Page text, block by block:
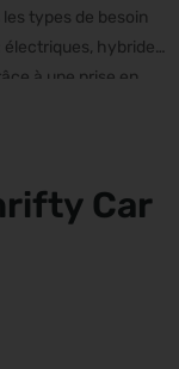
types de besoin
électriques, hybrides
à une prise en
Avignon, vous
Car